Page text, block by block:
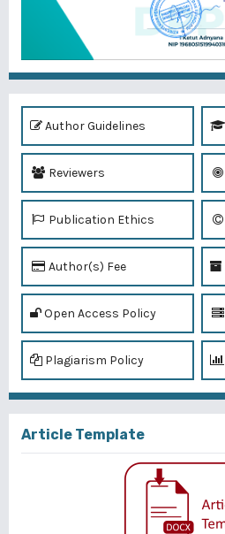
Author Guidelines
Reviewers
Publication Ethics
Author(s) Fee
Open Access Policy
Plagiarism Policy
Article Template